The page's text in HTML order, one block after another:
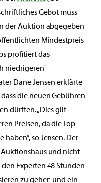
Gebot muss
der Auktion abgegeben
Mindestpreis
profitiert das
niedrigeren'
Dane Jensen erklärte
dass die neuen Gebühren
dürften. „Dies gilt
Preisen, da die Top-
haben”, so Jensen. Der
und nicht
Experten 48 Stunden
zu gehen und ein